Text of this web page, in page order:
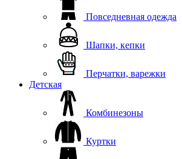
Повседневная одежда
Шапки, кепки
Перчатки, варежки
Детская
Комбинезоны
Куртки